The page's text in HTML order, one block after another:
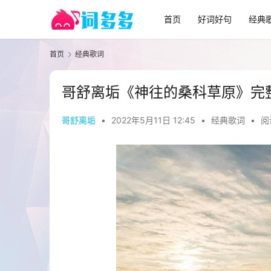
首页 好词好句 经典
首页 经典歌词
哥舒离垢《神往的桑科草原》完
哥舒离垢 • 2022年5月11日 12:45 • 经典歌词 •